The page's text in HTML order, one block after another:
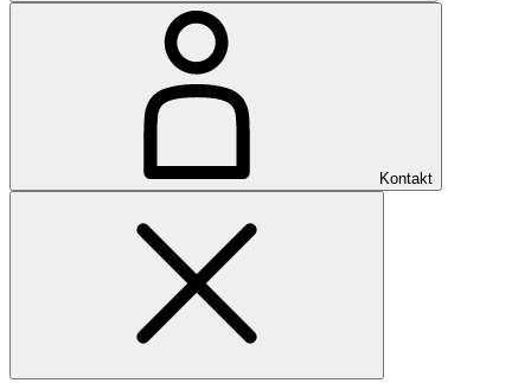
Kontakt